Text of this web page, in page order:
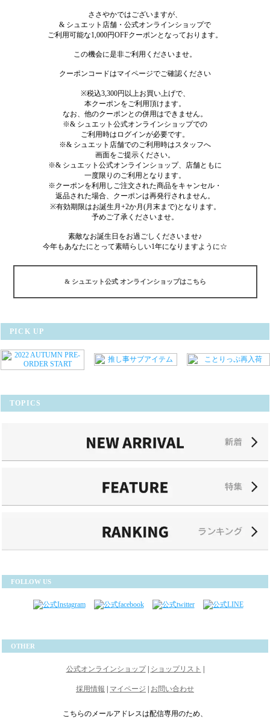
ささやかではございますが、
& シュエット店舗・公式オンラインショップで
ご利用可能な1,000円OFFクーポンとなっております。
この機会に是非ご利用くださいませ。
クーポンコードはマイページでご確認ください
※税込3,300円以上お買い上げで、
本クーポンをご利用頂けます。
なお、他のクーポンとの併用はできません。
※& シュエット公式オンラインショップでの
ご利用時はログインが必要です。
※& シュエット店舗でのご利用時はスタッフへ
画面をご提示ください。
※& シュエット公式オンラインショップ、店舗ともに
一度限りのご利用となります。
※クーポンを利用しご注文された商品をキャンセル・
返品された場合、クーポンは再発行されません。
※有効期限はお誕生月+2か月(月末まで)となります。
予めご了承くださいませ。
素敵なお誕生日をお過ごしくださいませ♪
今年もあなたにとって素晴らしい1年になりますように☆
& シュエット公式 オンラインショップはこちら
PICK UP
TOPICS
FOLLOW US
OTHER
公式オンラインショップ| ショップリスト
採用情報 マイページ お問い合わせ
こちらのメールアドレスは配信専用のため、